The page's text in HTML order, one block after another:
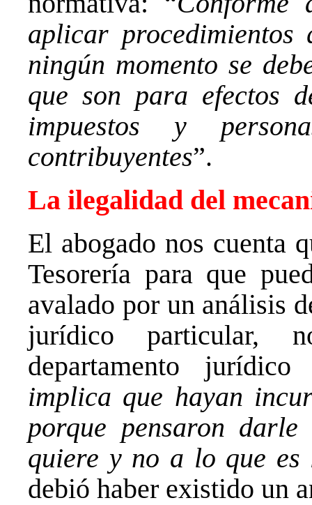
aplicar
ningún momento se
que son para efectos
impuestos y
contribuyentes”.
La ilegalidad del
El abogado nos cuenta
Tesorería para que
avalado por un análisis
jurídico particular,
departamento
implica que hayan
porque pensaron
quiere y no a lo que
debió haber existido un